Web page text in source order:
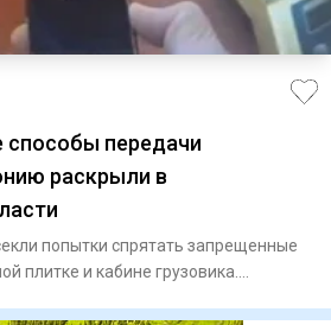
способы передачи
раскрыли в
попытки спрятать запрещенные
плитке и кабине грузовика.